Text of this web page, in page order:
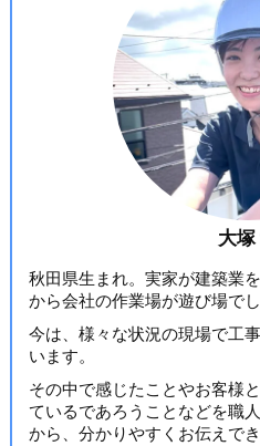
大塚
秋田県生まれ。実家が建築業
から会社の作業場が遊び場でし
今は、様々な状況の現場で工
います。
その中で感じたことやお客様
ているであろうことなどを職
から、分かりやすくお伝えで